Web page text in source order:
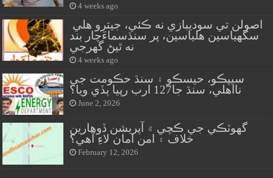
4 weeks ago
سگهياسين هلياسين، پر سنڌسماءَچار بند
نه ٿيڻ گهرجي
4 weeks ago
سيپڪو، حيسڪو ۽ سنڌ حڪومت جي
نااهلي، سنڌ جا127 ارب رپيا ٻڏي ويا؟
June 2, 2026
گهوٽڪي جي ڪچي ۾ آپريشن ڏوهارين
خلاف ۽ امن امان لاءِ آهي؟
February 12, 2026